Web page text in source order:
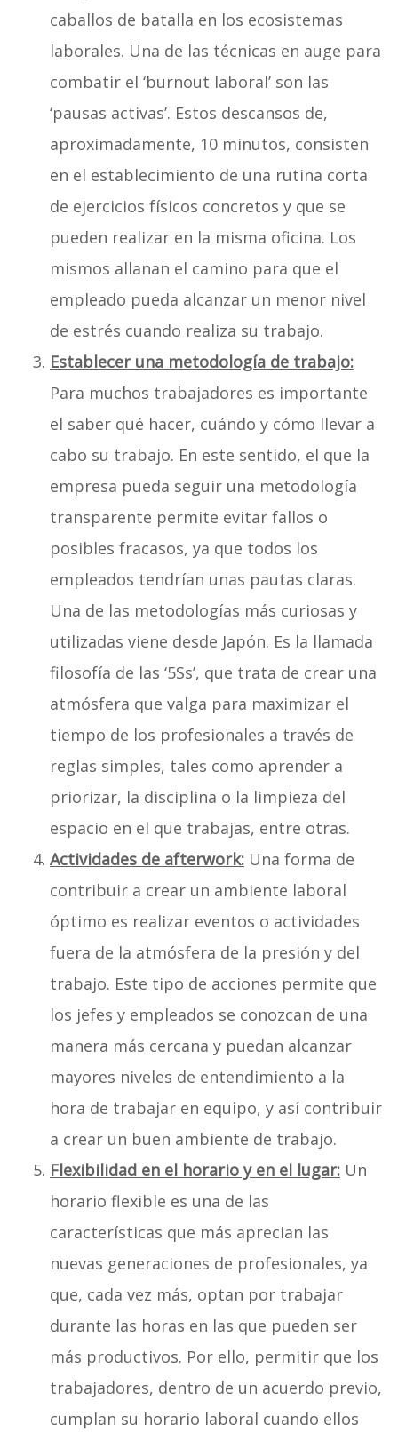
caballos de batalla en los ecosistemas
laborales. Una de las técnicas en auge para
combatir el ‘burnout laboral’ son las
‘pausas activas’. Estos descansos de,
aproximadamente, 10 minutos, consisten
en el establecimiento de una rutina corta
de ejercicios físicos concretos y que se
pueden realizar en la misma oficina. Los
mismos allanan el camino para que el
empleado pueda alcanzar un menor nivel
de estrés cuando realiza su trabajo.
Establecer una metodología de trabajo:
Para muchos trabajadores es importante
el saber qué hacer, cuándo y cómo llevar a
cabo su trabajo. En este sentido, el que la
empresa pueda seguir una metodología
transparente permite evitar fallos o
posibles fracasos, ya que todos los
empleados tendrían unas pautas claras.
Una de las metodologías más curiosas y
utilizadas viene desde Japón. Es la llamada
filosofía de las ‘5Ss’, que trata de crear una
atmósfera que valga para maximizar el
tiempo de los profesionales a través de
reglas simples, tales como aprender a
priorizar, la disciplina o la limpieza del
espacio en el que trabajas, entre otras.
Actividades de afterwork:Una forma de
contribuir a crear un ambiente laboral
óptimo es realizar eventos o actividades
fuera de la atmósfera de la presión y del
trabajo. Este tipo de acciones permite que
los jefes y empleados se conozcan de una
manera más cercana y puedan alcanzar
mayores niveles de entendimiento a la
hora de trabajar en equipo, y así contribuir
a crear un buen ambiente de trabajo.
Flexibilidad en el horario y en el lugar:Un
horario flexible es una de las
características que más aprecian las
nuevas generaciones de profesionales, ya
que, cada vez más, optan por trabajar
durante las horas en las que pueden ser
más productivos. Por ello, permitir que los
trabajadores, dentro de un acuerdo previo,
cumplan su horario laboral cuando ellos